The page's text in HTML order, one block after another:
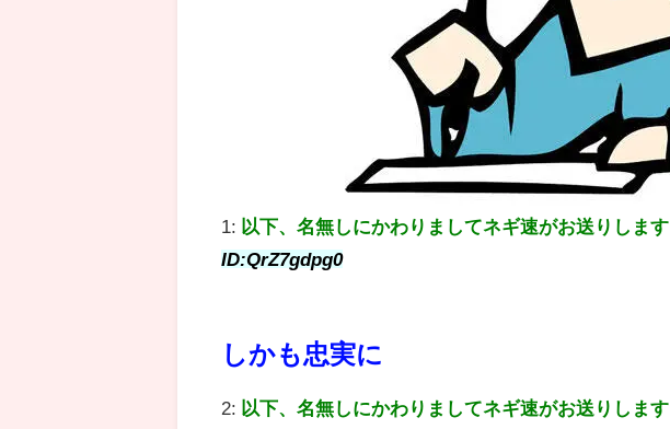
1: 以下、名無しにかわりましてネギ速がお送りします
ID:QrZ7gdpg0
しかも忠実に
2: 以下、名無しにかわりましてネギ速がお送りします